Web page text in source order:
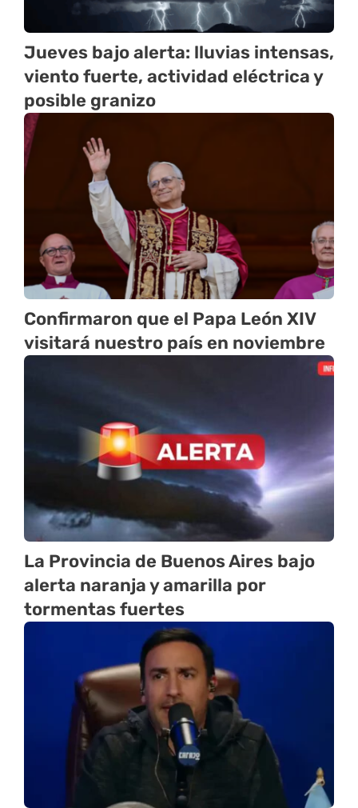
Jueves bajo alerta: lluvias intensas,
viento fuerte, actividad eléctrica y
posible granizo
Confirmaron que el Papa León XIV
visitará nuestro país en noviembre
La Provincia de Buenos Aires bajo
alerta naranja y amarilla por
tormentas fuertes